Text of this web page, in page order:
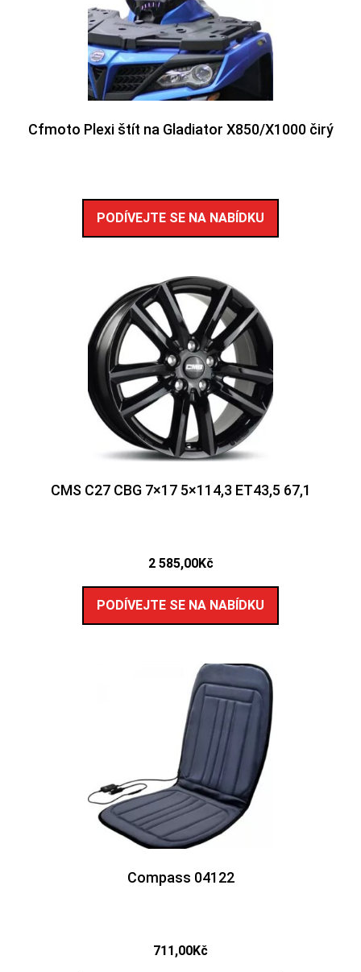
Cfmoto Plexi štít na Gladiator X850/X1000 čirý
PODÍVEJTE SE NA NABÍDKU
CMS C27 CBG 7×17 5×114,3 ET43,5 67,1
2 585,00Kč
PODÍVEJTE SE NA NABÍDKU
Compass 04122
711,00Kč